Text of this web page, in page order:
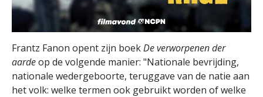
Frantz Fanon opent zijn boekDe verworpenen der
aardeop de volgende manier: "Nationale bevrijding,
nationale wedergeboorte, teruggave van de natie aan
het volk: welke termen ook gebruikt worden of welke